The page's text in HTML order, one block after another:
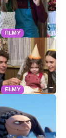
FILMY
FILMY